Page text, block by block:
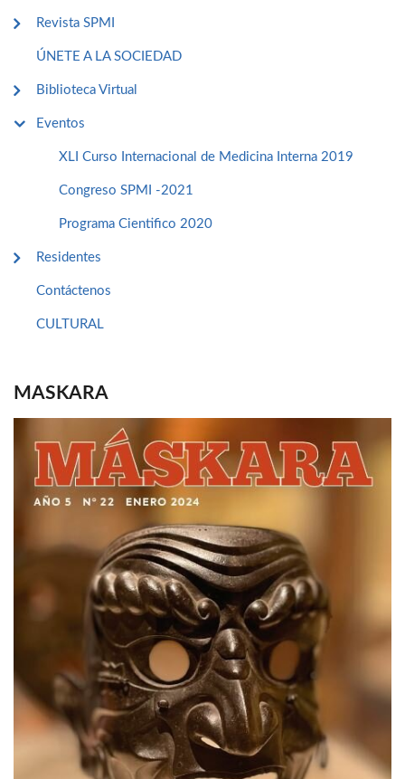
Revista SPMI
ÚNETE A LA SOCIEDAD
Biblioteca Virtual
Eventos
XLI Curso Internacional de Medicina Interna 2019
Congreso SPMI -2021
Programa Cientifico 2020
Residentes
Contáctenos
CULTURAL
MASKARA